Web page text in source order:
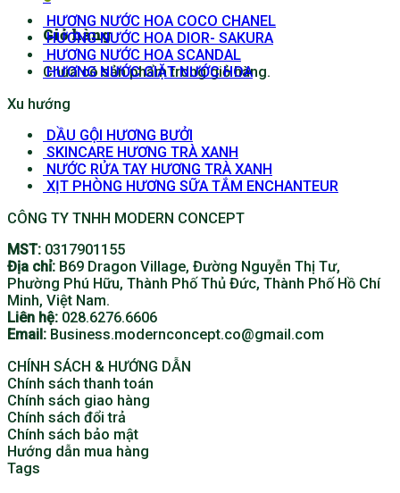
Giỏ hàng
Chưa có sản phẩm trong giỏ hàng.
HƯƠNG NƯỚC HOA COCO CHANEL
HƯƠNG NƯỚC HOA DIOR- SAKURA
HƯƠNG NƯỚC HOA SCANDAL
HƯƠNG NƯỚC GIẶT NƯỚC HOA
Xu hướng
DẦU GỘI HƯƠNG BƯỞI
SKINCARE HƯƠNG TRÀ XANH
NƯỚC RỬA TAY HƯƠNG TRÀ XANH
XỊT PHÒNG HƯƠNG SỮA TẮM ENCHANTEUR
CÔNG TY TNHH MODERN CONCEPT
MST: 0317901155
Địa chỉ: B69 Dragon Village, Đường Nguyễn Thị Tư,
Phường Phú Hữu, Thành Phố Thủ Đức, Thành Phố Hồ Chí
Minh, Việt Nam.
Liên hệ: 028.6276.6606
Email: Business.modernconcept.co@gmail.com
CHÍNH SÁCH & HƯỚNG DẪN
Chính sách thanh toán
Chính sách giao hàng
Chính sách đổi trả
Chính sách bảo mật
Hướng dẫn mua hàng
Tags